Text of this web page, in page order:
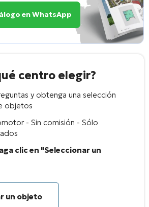
en WhatsApp
centro elegir?
y obtenga una selección
objetos
- Sin comisión - Sólo
clic en "Seleccionar un
un objeto